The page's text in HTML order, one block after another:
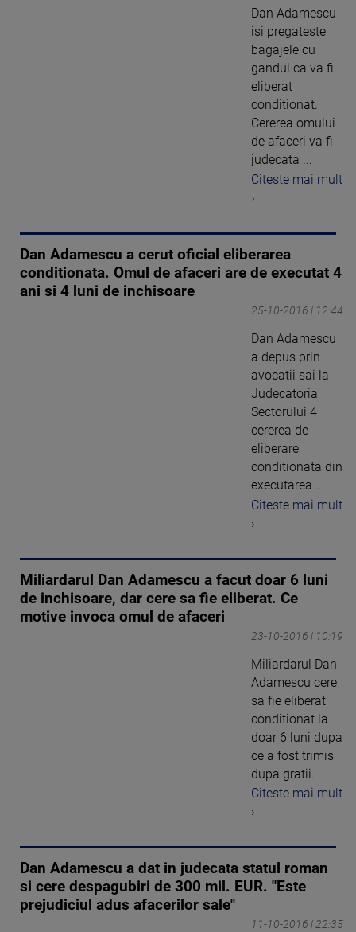
Dan Adamescu
isi pregateste
bagajele cu
gandul ca va fi
eliberat
conditionat.
Cererea omului
de afaceri va fi
judecata ...
Citeste mai mult
›
Dan Adamescu a cerut oficial eliberarea
conditionata. Omul de afaceri are de executat 4
ani si 4 luni de inchisoare
25-10-2016 | 12:44
Dan Adamescu
a depus prin
avocatii sai la
Judecatoria
Sectorului 4
cererea de
eliberare
conditionata din
executarea ...
Citeste mai mult
›
Miliardarul Dan Adamescu a facut doar 6 luni
de inchisoare, dar cere sa fie eliberat. Ce
motive invoca omul de afaceri
23-10-2016 | 10:19
Miliardarul Dan
Adamescu cere
sa fie eliberat
conditionat la
doar 6 luni dupa
ce a fost trimis
dupa gratii.
Citeste mai mult
›
Dan Adamescu a dat in judecata statul roman
si cere despagubiri de 300 mil. EUR. "Este
prejudiciul adus afacerilor sale"
11-10-2016 | 22:35